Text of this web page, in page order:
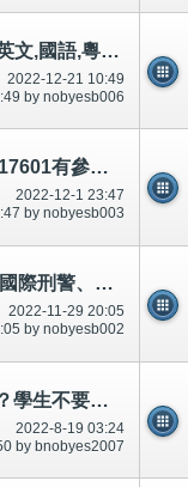
？證明？取消舊生聚會
2022-12-21 10:49
by nobyesb006
/討論區有講有說
2022-12-1 23:47
by nobyesb003
，好像/好似70億人？
2022-11-29 20:05
by nobyesb002
騙錢/呃錢？
2022-8-19 03:24
by bnobyes2007